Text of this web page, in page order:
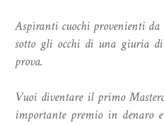
Aspiranti cuochi provenienti
sotto gli occhi di una giuria
prova.
Vuoi diventare il primo
importante premio in denaro